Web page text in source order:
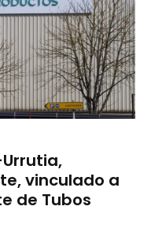
vinculado a
de Tubos